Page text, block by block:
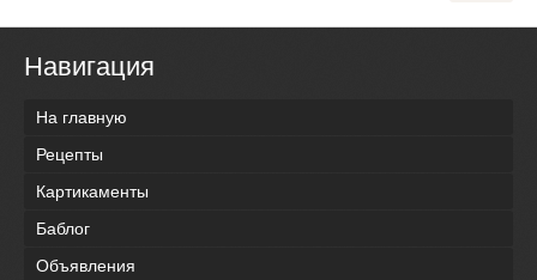
Навигация
На главную
Рецепты
Картикаменты
Баблог
Объявления